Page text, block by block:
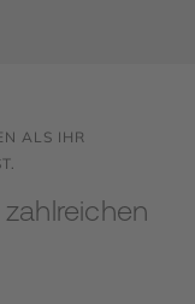
ALS IHR